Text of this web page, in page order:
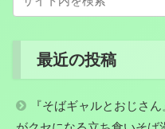
最近の投稿
『そばギャルとおじさ